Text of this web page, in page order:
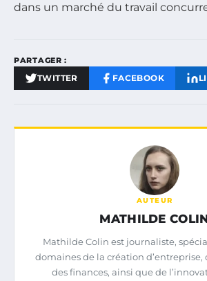
dans un marché du travail
PARTAGER :
TWITTER FACEBOOK
AUTEUR
MATHILDE
Mathilde Colin est journaliste,
domaines de la création d’entreprise,
des finances, ainsi que de